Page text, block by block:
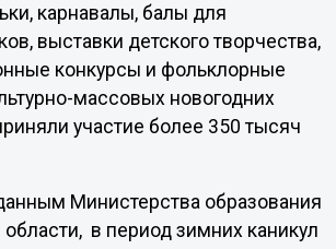
карнавалы, балы для
выставки детского творчества,
конкурсы и фольклорные
массовых новогодних
участие более 350 тысяч
Министерства образования
в период зимних каникул